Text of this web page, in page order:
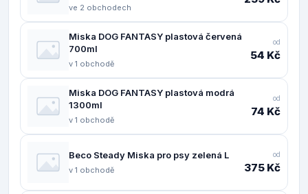
ve 2 obchodech
Miska DOG FANTASY plastová červená
700ml
v 1 obchodě
od
54 Kč
Miska DOG FANTASY plastová modrá
1300ml
v 1 obchodě
od
74 Kč
Beco Steady Miska pro psy zelená L
v 1 obchodě
od
375 Kč